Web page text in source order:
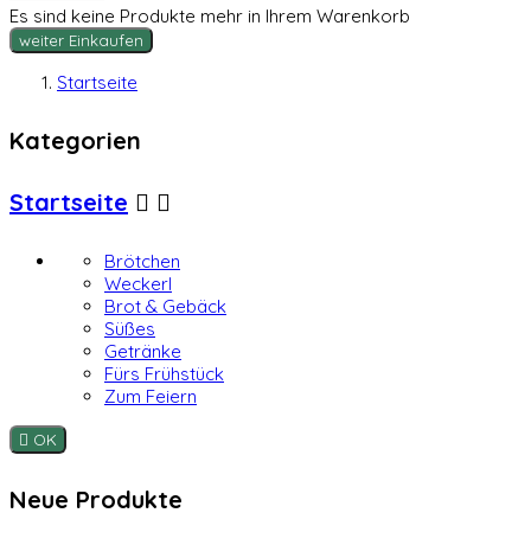
Es sind keine Produkte mehr in Ihrem Warenkorb
weiter Einkaufen
Startseite
Kategorien
Startseite  
Brötchen
Weckerl
Brot & Gebäck
Süßes
Getränke
Fürs Frühstück
Zum Feiern
 OK
Neue Produkte